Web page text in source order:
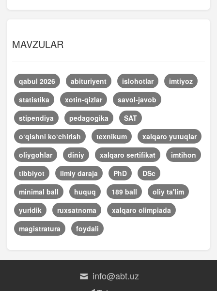
MAVZULAR
qabul 2026 abituriyent islohotlar
imtiyoz
statistika
xotin-qizlar
savol-javob
stipendiya
pedagogika
SAT
o‘qishni ko‘chirish
texnikum
xalqaro yutuqlar
oliygohlar
diniy xalqaro sertifikat
imtihon
tibbiyot
ilmiy daraja PhD
DSc
minimal ball
huquq 189 ball
oliy ta'lim
yuridik
ruxsatnoma
xalqaro olimpiada
magistratura
foydali
info@abt.uz